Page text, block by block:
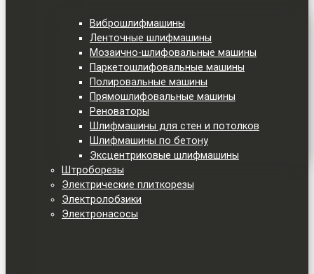
Виброшлифмашины
Ленточные шлифмашины
Мозаично-шлифовальные машины
Паркетошлифовальные машины
Полировальные машины
Прямошлифовальные машины
Реноваторы
Шлифмашины для стен и потолков
Шлифмашины по бетону
Эксцентриковые шлифмашины
Штроборезы
Электрические плиткорезы
Электролобзики
Электронасосы